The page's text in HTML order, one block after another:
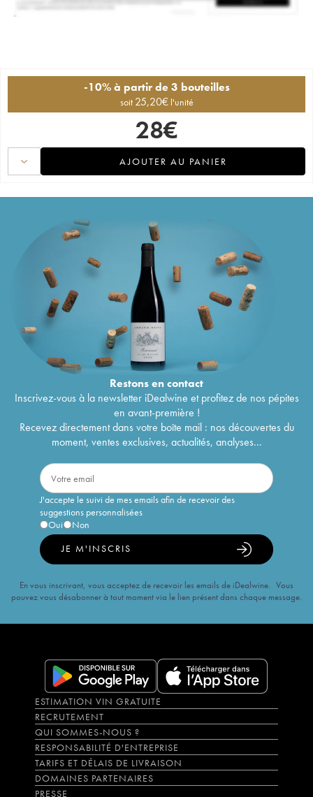
-10% à partir de 3 bouteilles
soit 25,20€ l'unité
28€
AJOUTER AU PANIER
Restons encontact
Inscrivez-vous à la newsletter iDealwine et profitez de nos pépites
en avant-première !
Recevez directement dans votre boîte mail : nos découvertes du
moment, ventes exclusives, actualités, analyses...
J'accepte le suivi de mes emails afin de recevoir des
suggestions personnalisées
Oui
Non
JE M'INSCRIS
En vous inscrivant, vous acceptez de recevoir les emails de iDealwine. Vous
pouvez vous désabonner à tout moment via le lien présent dans chaque message.
ESTIMATION VIN GRATUITE
RECRUTEMENT
QUI SOMMES-NOUS ?
RESPONSABILITÉ D'ENTREPRISE
TARIFS ET DÉLAIS DE LIVRAISON
DOMAINES PARTENAIRES
PRESSE